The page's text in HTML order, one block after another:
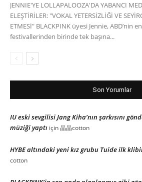
JENNIE'YE LOLLAPALOOZA'DA YABANCI
ELEŞTİRİLER: "VOKAL YETERSİZLİĞİ VE
ETMESİ" BLACKPINK üyesi Jennie, ABD’nin
festivallerinden birinde tek başına...
Son Yorumlar
IU eski sevgilisi Jang Kiha’nın şarkısını
müziği yaptı için晶晶cotton
HYBE altındaki yeni kız grubu Tuide ilk
cotton